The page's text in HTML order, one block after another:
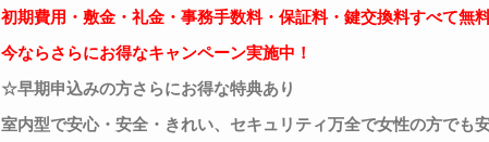
初期費用・敷金・礼金・事務手数料・保証料・鍵交換料すべて無
今ならさらにお得なキャンペーン実施中！
☆早期申込みの方さらにお得な特典あり
室内型で安心・安全・きれい、セキュリティ万全で女性の方でも